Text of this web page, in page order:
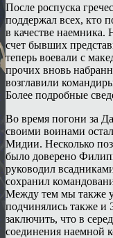
После роспуска
поддержал всех, кто
в качестве наемника.
счет бывших
теперь воевали с
прочих вновь
возглавили
Более подробные
Во время погони за
своими воинами
Мидии. Несколько
было доверено
руководил
сохранил
Между тем мы также
подчинялись также
заключить, что в
соединения наемной